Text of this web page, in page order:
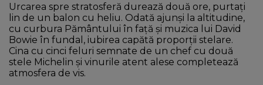
Urcarea spre stratosferă durează două ore, purtați
lin de un balon cu heliu. Odată ajunși la altitudine,
cu curbura Pământului în față și muzica lui David
Bowie în fundal, iubirea capătă proporții stelare.
Cina cu cinci feluri semnate de un chef cu două
stele Michelin și vinurile atent alese completează
atmosfera de vis.